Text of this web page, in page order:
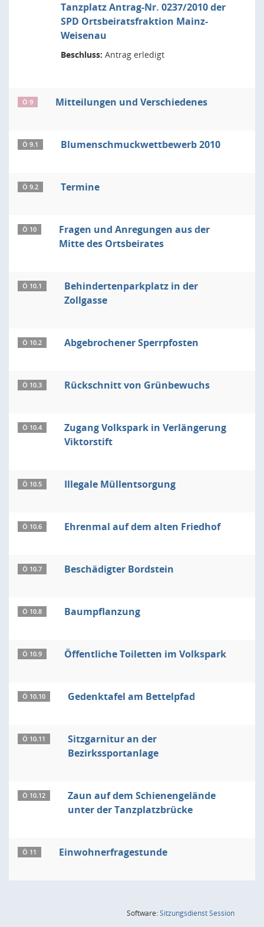
Tanzplatz Antrag-Nr. 0237/2010 der
SPD Ortsbeiratsfraktion Mainz-
Weisenau
Beschluss: Antrag erledigt
Ö 9 Mitteilungen und Verschiedenes
Ö 9.1 Blumenschmuckwettbewerb 2010
Ö 9.2 Termine
Ö 10
Fragen und Anregungen aus der
Mitte des Ortsbeirates
Ö 10.1
Behindertenparkplatz in der
Zollgasse
Ö 10.2 Abgebrochener Sperrpfosten
Ö 10.3 Rückschnitt von Grünbewuchs
Ö 10.4
Zugang Volkspark in Verlängerung
Viktorstift
Ö 10.5 Illegale Müllentsorgung
Ö 10.6 Ehrenmal auf dem alten Friedhof
Ö 10.7 Beschädigter Bordstein
Ö 10.8 Baumpflanzung
Ö 10.9 Öffentliche Toiletten im Volkspark
Ö 10.10 Gedenktafel am Bettelpfad
Ö 10.11
Sitzgarnitur an der
Bezirkssportanlage
Ö 10.12
Zaun auf dem Schienengelände
unter der Tanzplatzbrücke
Ö 11 Einwohnerfragestunde
Software:SitzungsdienstSession(Wird in